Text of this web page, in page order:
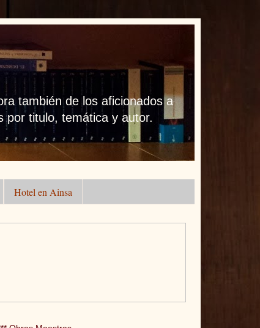
también de los aficionados a
por titulo, temática y autor.
Hotel en Ainsa